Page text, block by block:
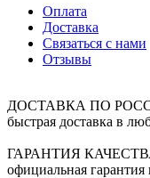
Оплата
Доставка
Связаться с нами
Отзывы
ДОСТАВКА ПО
быстрая доставка в
ГАРАНТИЯ
официальная